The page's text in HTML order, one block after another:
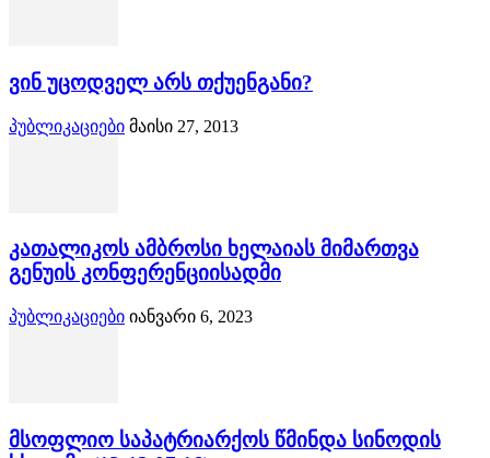
ვინ უცოდველ არს თქუენგანი?
პუბლიკაციები მაისი 27, 2013
კათალიკოს ამბროსი ხელაიას მიმართვა
გენუის კონფერენციისადმი
პუბლიკაციები იანვარი 6, 2023
მსოფლიო საპატრიარქოს წმინდა სინოდის